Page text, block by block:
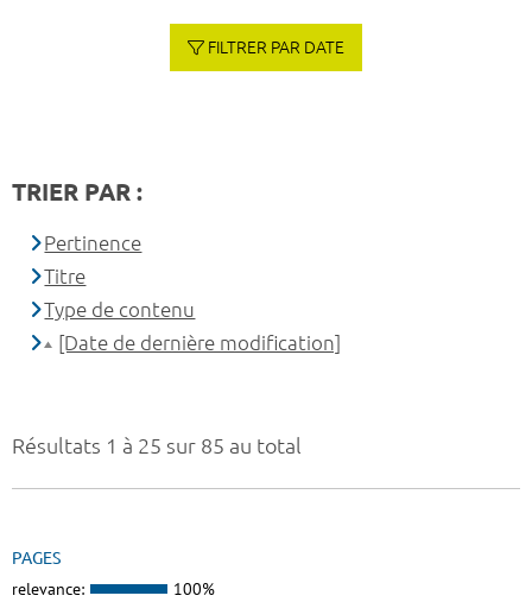
Résultats 1 à 25 sur 85 au total
PAGES
relevance: 100%
FILTRER PAR DATE
TRIER PAR :
Pertinence
Titre
Type de contenu
[Date de dernière modification]